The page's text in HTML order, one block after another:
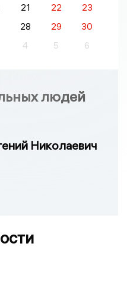
21 22
23
28 29
30
4 5 6
людей
Николаевич